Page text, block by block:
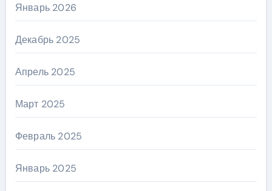
Январь 2026
Декабрь 2025
Апрель 2025
Март 2025
Февраль 2025
Январь 2025